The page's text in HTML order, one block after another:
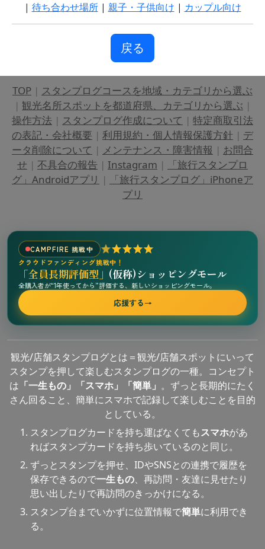
| 待ち合わせ場所| 親子・子供向け | カップル向け
戻る
TOP | スタンプログコースを地域・カテゴリから選ぶ
| 観光名所スポットを都道府県、カテゴリから選ぶ |
操作方法 | スタンプログ作成について | 特定商取引法
の表記・会社概要 | 利用規約・個人情報保護方針 | デ
ータ削除について | メンテナンス・障害情報 | お問合
せ | 不具合の報告 | Instagram |
「旅行スタンプロ
グ」Androidアプリ |
「旅行スタンプログ」iPhoneア
プリ
CAMPFIRE 挑戦中
クラウドファンディング挑戦中！
「全員長期評価型」 (仮称)ショッピングモール
全購入者が“1年使ってから”評価する、新しいショッピングモール。
応援する→
観光/店舗スタンプログとは＝観光/店舗スポットにいって
スタンプを押して楽しむスタンプログの一種。コンセプト
は 「一生もの」「スマホ」「簡単」 。ずっと長期的にたく
さん回ること、簡単にスマホで記録して楽しむことを目的
としている。
スタンプログカードを持ち運ばなくてもスマホがあ
ればスタンプカードを持ち歩いているのと同じ。
ずっとスタンプを押せ、IDやSNSとの連携で履歴を
保存できるので一生もの、再訪問・友達に見せたり
思い出したりで再訪問のきっかけになる。
スタンプ台までいかずに位置情報で簡単に利用でき
る。